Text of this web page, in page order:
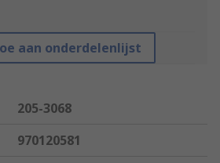
aan onderdelenlijst
205-3068
970120581